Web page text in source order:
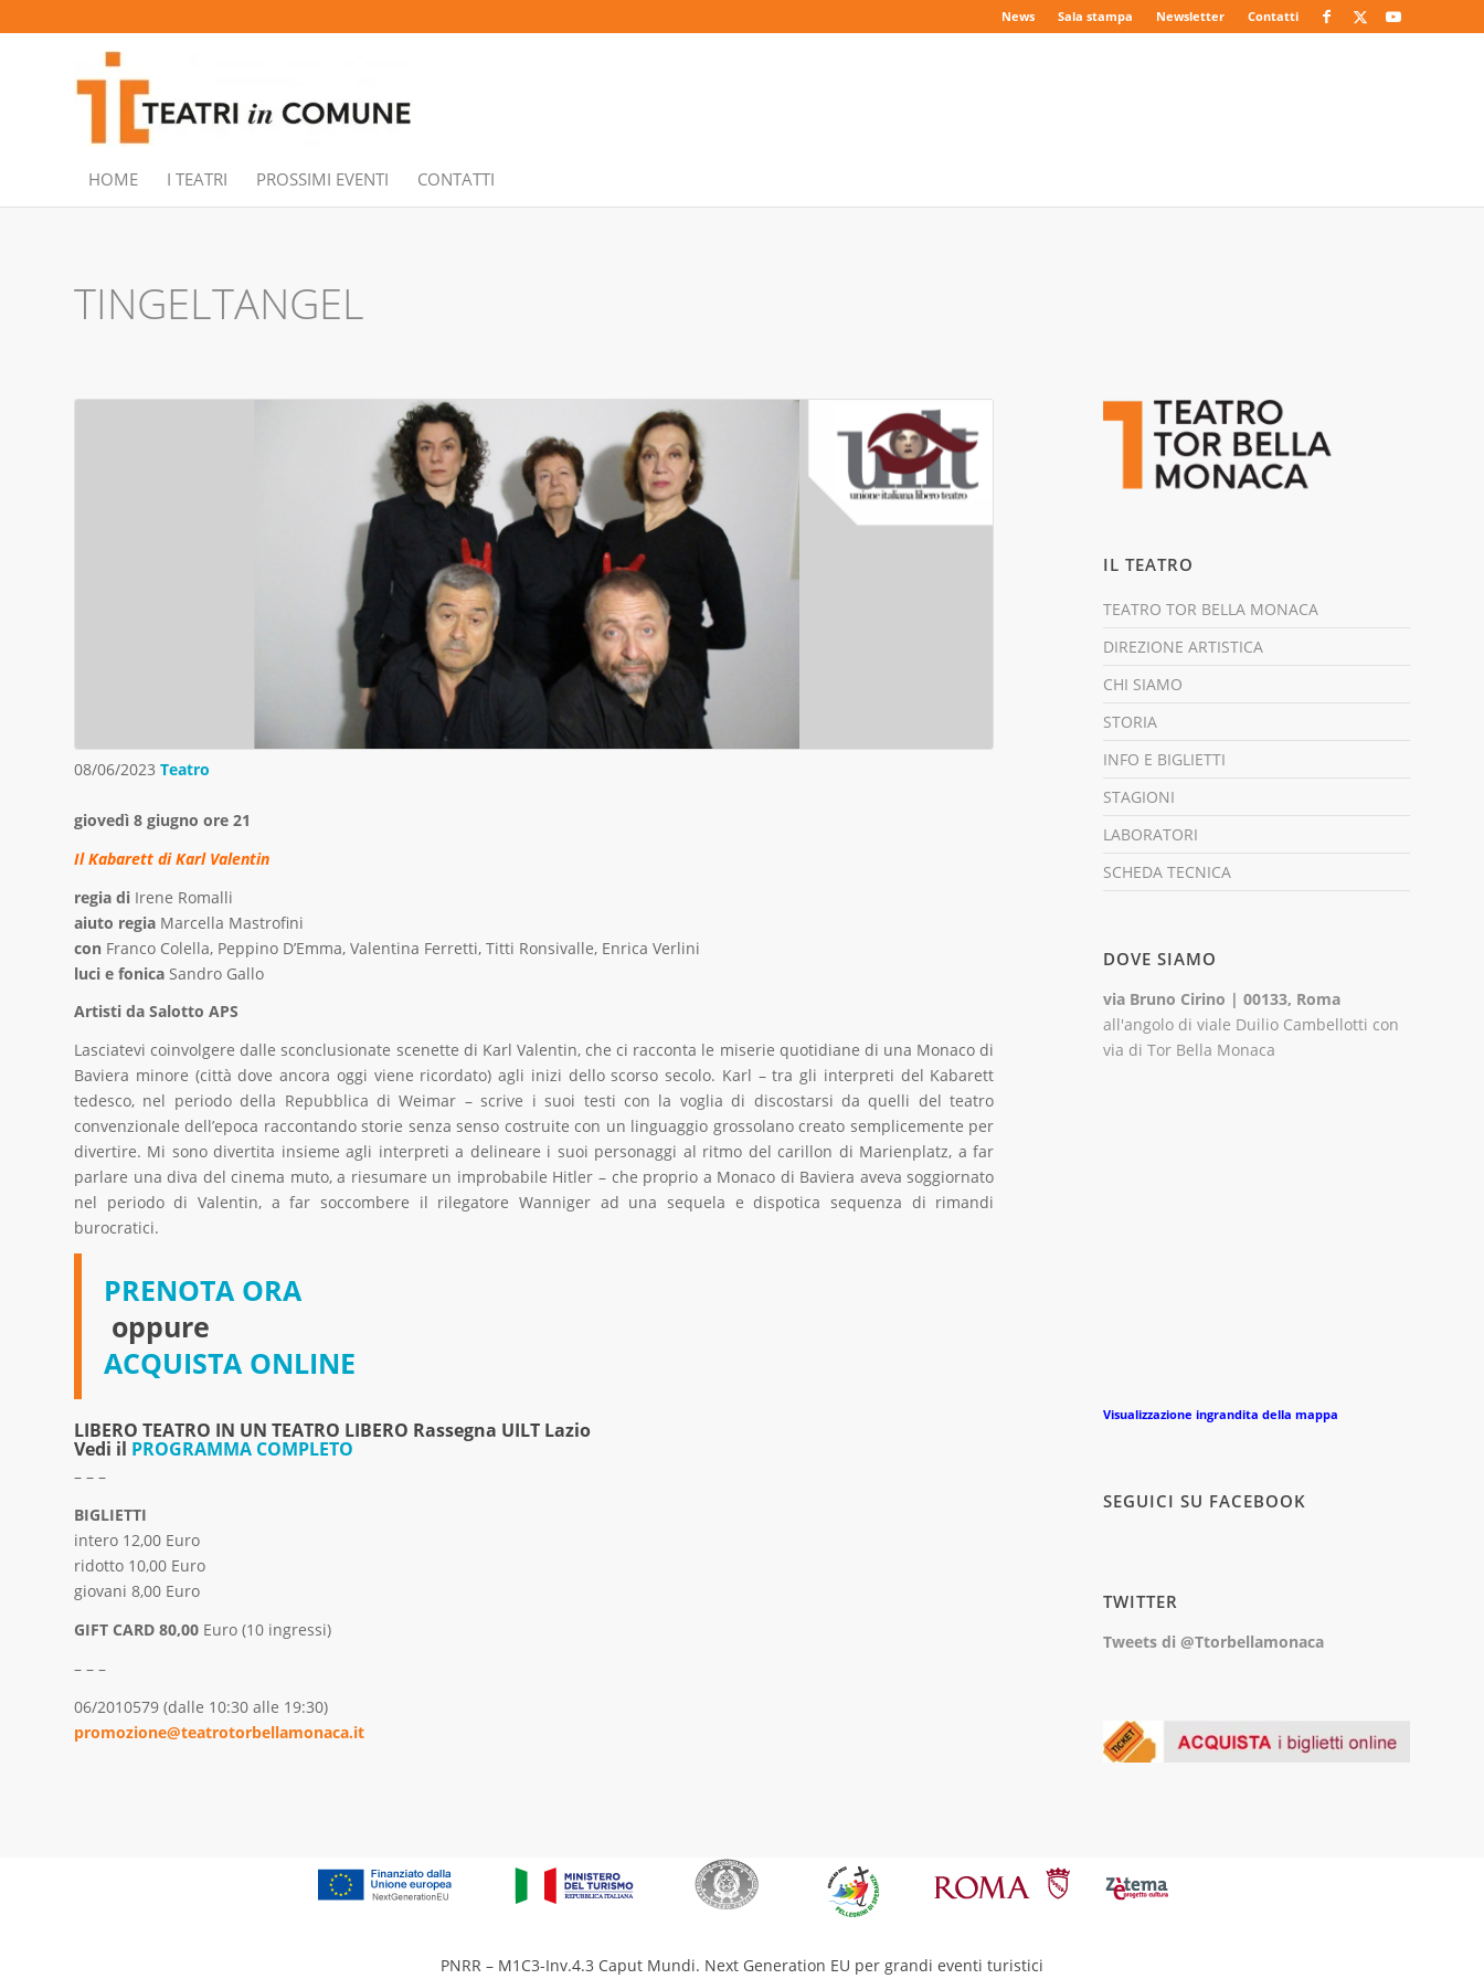
News Sala stampa Newsletter Contatti
HOME I TEATRI PROSSIMI EVENTI CONTATTI
TINGELTANGEL
08/06/2023 Teatro
giovedì 8 giugno ore 21
Il Kabarett di Karl Valentin
regia di Irene Romalli
aiuto regia Marcella Mastrofini
con Franco Colella, Peppino D’Emma, Valentina Ferretti, Titti Ronsivalle, Enrica Verlini
luci e fonica Sandro Gallo
Artisti da Salotto APS
Lasciatevi coinvolgere dalle sconclusionate scenette di Karl Valentin, che ci racconta le miserie quotidiane di una Monaco di
Baviera minore (città dove ancora oggi viene ricordato) agli inizi dello scorso secolo. Karl – tra gli interpreti del Kabarett
tedesco, nel periodo della Repubblica di Weimar – scrive i suoi testi con la voglia di discostarsi da quelli del teatro
convenzionale dell’epoca raccontando storie senza senso costruite con un linguaggio grossolano creato semplicemente per
divertire. Mi sono divertita insieme agli interpreti a delineare i suoi personaggi al ritmo del carillon di Marienplatz, a far
parlare una diva del cinema muto, a riesumare un improbabile Hitler – che proprio a Monaco di Baviera aveva soggiornato
nel periodo di Valentin, a far soccombere il rilegatore Wanniger ad una sequela e dispotica sequenza di rimandi
burocratici.
PRENOTA ORA
oppure
ACQUISTA ONLINE
LIBERO TEATRO IN UN TEATRO LIBERO Rassegna UILT Lazio
Vedi il PROGRAMMA COMPLETO
– – –
BIGLIETTI
intero 12,00 Euro
ridotto 10,00 Euro
giovani 8,00 Euro
GIFT CARD 80,00 Euro (10 ingressi)
– – –
06/2010579 (dalle 10:30 alle 19:30)
promozione@teatrotorbellamonaca.it
IL TEATRO
TEATRO TOR BELLA MONACA
DIREZIONE ARTISTICA
CHI SIAMO
STORIA
INFO E BIGLIETTI
STAGIONI
LABORATORI
SCHEDA TECNICA
DOVE SIAMO
via Bruno Cirino | 00133, Roma
all'angolo di viale Duilio Cambellotti con
via di Tor Bella Monaca
Visualizzazione ingrandita della mappa
SEGUICI SU FACEBOOK
TWITTER
Tweets di @Ttorbellamonaca
PNRR – M1C3-Inv.4.3 Caput Mundi. Next Generation EU per grandi eventi turistici